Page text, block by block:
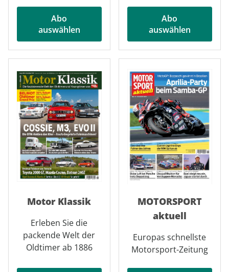
Abo
auswählen
Abo
auswählen
Motor Klassik
Erleben Sie die
packende Welt der
Oldtimer ab 1886
MOTORSPORT
aktuell
Europas schnellste
Motorsport-Zeitung